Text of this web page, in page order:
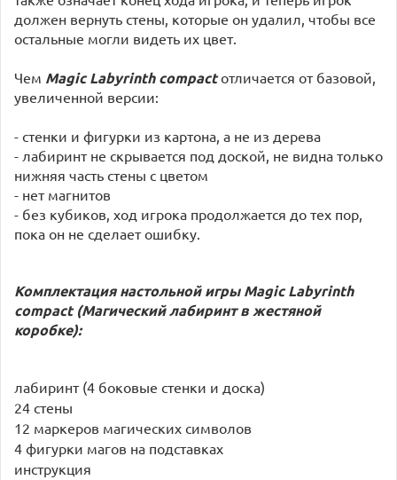
должен вернуть стены, которые он удалил, чтобы все
остальные могли видеть их цвет.
Чем Magic Labyrinth compactотличается от базовой,
увеличенной версии:
- стенки и фигурки из картона, а не из дерева
- лабиринт не скрывается под доской, не видна только
нижняя часть стены с цветом
- нет магнитов
- без кубиков, ход игрока продолжается до тех пор,
пока он не сделает ошибку.
Комплектация настольной игры Magic Labyrinth
compact (Магический лабиринт в жестяной
коробке):
лабиринт (4 боковые стенки и доска)
24 стены
12 маркеров магических символов
4 фигурки магов на подставках
инструкция